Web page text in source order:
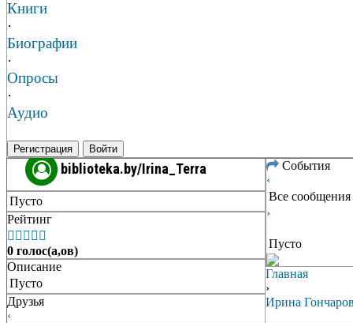
Книги
·
Биографии
·
Опросы
·
Аудио
Регистрация Войти
biblioteka.by/Irina_Terra
Пусто
Рейтинг
    
0 голос(а,ов)
Описание
Пусто
Друзья
‹
События
‹
Все сообщения
›
Пусто
Главная
›
Ирина